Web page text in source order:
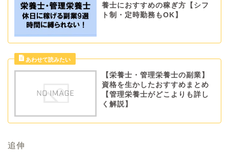
養士におすすめの稼ぎ方【シフ
ト制・定時勤務もOK】
【栄養士・管理栄養士の副業】
資格を生かしたおすすめまとめ
【管理栄養士がどこよりも詳し
く解説】
追伸